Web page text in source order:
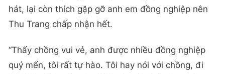
hát, lại còn thích gặp gỡ anh em đồng nghiệp nên
Thu Trang chấp nhận hết.
“Thấy chồng vui vẻ, anh được nhiều đồng nghiệp
quý mến, tôi rất tự hào. Tôi hay nói với chồng, đi